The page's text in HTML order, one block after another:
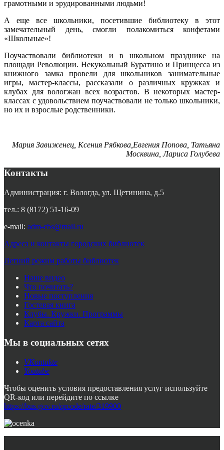
грамотными и эрудированными людьми!
А еще все школьники, посетившие библиотеку в этот
замечательный день, смогли полакомиться конфетами
«Школьные»!
Поучаствовали библиотеки и в школьном празднике на
площади Революции. Некукольный Буратино и Принцесса из
книжного замка провели для школьников занимательные
игры, мастер-классы, рассказали о различных кружках и
клубах для вологжан всех возрастов. В некоторых мастер-
классах с удовольствием поучаствовали не только школьники,
но их и взрослые родственники.
Мария Завиженец, Ксения Рябкова,Евгения Попова, Татьяна
Москвина, Лариса Голубева
Контакты
Администрация: г. Вологда, ул. Щетинина, д.5
тел.: 8 (8172) 51-16-09
e-mail: adm-cbs@mail.ru
Адреса и контакты городских библиотек
Летний режим работы библиотек
Наше видео
Что почитать?
Новые поступления
Гостевая книга
Клубы. Кружки. Программы
Карта сайта
Мы в социальных сетях
VKontakte
Youtube
Чтобы оценить условия предоставления услуг используйте
QR-код или перейдите по ссылке
https://bus.gov.ru/qrcode/rate/319900